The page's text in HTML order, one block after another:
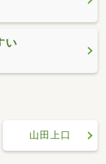
い
山田上口